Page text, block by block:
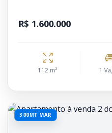
R$ 1.600.000
112 m² 1
300MT MAR